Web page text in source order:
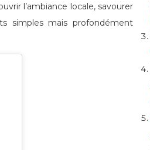
l’ambiance locale, savourer
simples mais profondément